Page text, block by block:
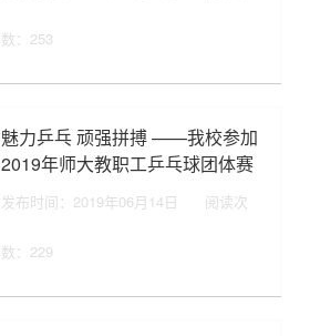
数： 253
魅力乒乓 顽强拼搏 ——我校参加
2019年师大教职工乒乓球团体赛
发布时间：2019年06月14日 阅读次
数： 229